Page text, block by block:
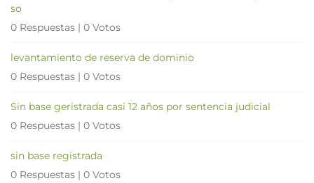
so
0 Respuestas | 0 Votos
levantamiento de reserva de dominio
0 Respuestas | 0 Votos
Sin base geristrada casi 12 años por sentencia judicial
0 Respuestas | 0 Votos
sin base registrada
0 Respuestas | 0 Votos